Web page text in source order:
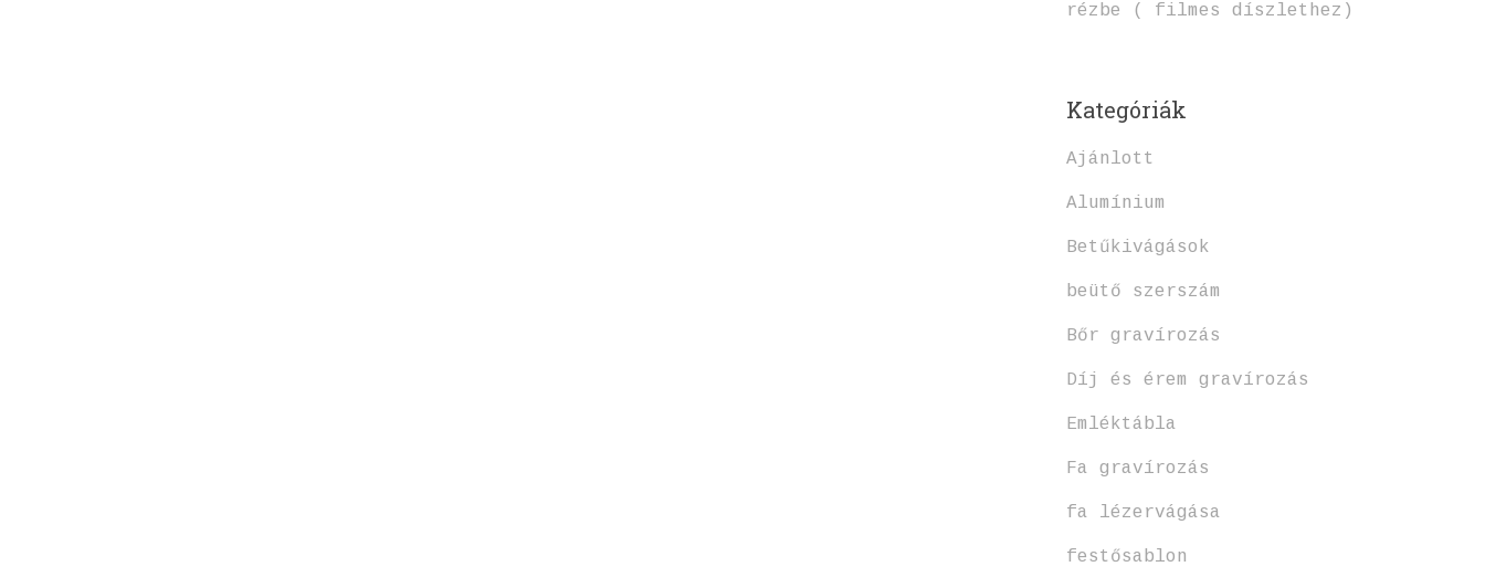
rézbe ( filmes díszlethez)
Kategóriák
Ajánlott
Alumínium
Betűkivágások
beütő szerszám
Bőr gravírozás
Díj és érem gravírozás
Emléktábla
Fa gravírozás
fa lézervágása
festősablon